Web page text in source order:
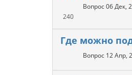
Вопрос06 Дек,
240
Где можно
Вопрос 12 Апр,